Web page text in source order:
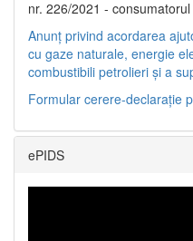
nr. 226/2021 -
Anunț privind acordarea
cu gaze naturale, energie
combustibili petrolieri și a
Formular cerere-declarație
ePIDS